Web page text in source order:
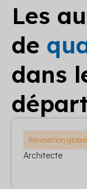
Les
de
dans
Rénovation
Architecte